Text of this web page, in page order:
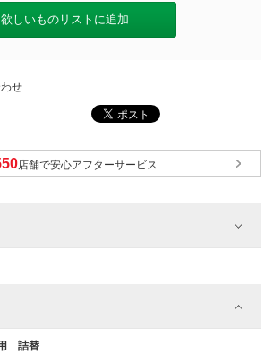
欲しいものリストに追加
せ
店舗で安心アフターサービス
用 詰替